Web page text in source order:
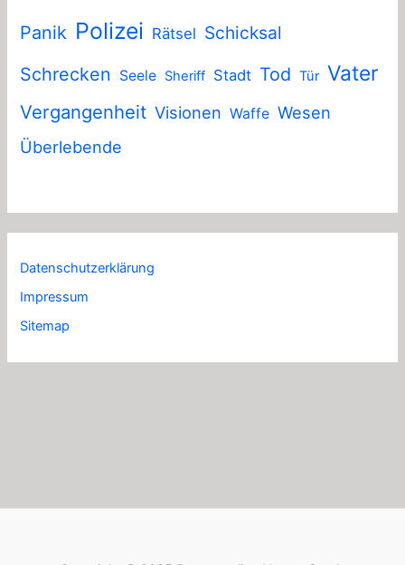
Panik Polizei Rätsel Schicksal
Schrecken
Seele Sheriff Stadt Tod Tür Vater
Vergangenheit Visionen Waffe Wesen
Überlebende
Datenschutzerklärung
Impressum
Sitemap